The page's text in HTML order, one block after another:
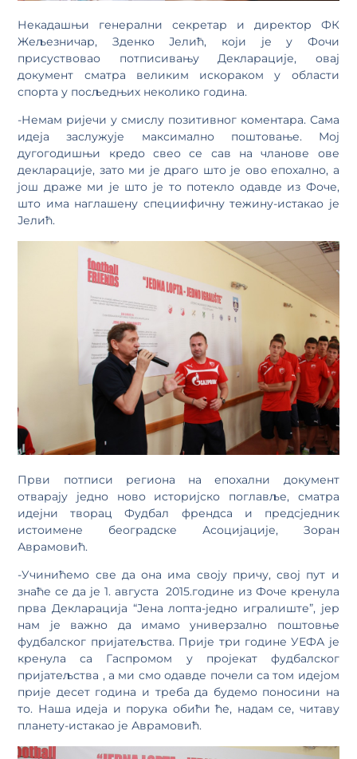
Некадашњи генерални секретар и директор ФК
Жељезничар, Зденко Јелић, који је у Фочи
присуствовао потписивању Декларације, овај
документ сматра великим искораком у области
спорта у посљедњих неколико година.
-Немам ријечи у смислу позитивног коментара. Сама
идеја заслужује максимално поштовање. Мој
дугогодишњи кредо свео се сав на чланове ове
декларације, зато ми је драго што је ово епохално, а
још драже ми је што је то потекло одавде из Фоче,
што има наглашену специифичну тежину-истакао је
Јелић.
Први потписи региона на епохални документ
отварају једно ново историјско поглавље, сматра
идејни творац Фудбал френдса и предсједник
истоимене београдске Асоцијације, Зоран
Аврамовић.
-Учинићемо све да она има своју причу, свој пут и
знаће се да је 1. августа 2015.године из Фоче кренула
прва Декларација “Јена лопта-једно игралиште”, јер
нам је важно да имамо универзално поштовње
фудбалског пријатељства. Прије три године УЕФА је
кренула са Гаспромом у пројекат фудбалског
пријатељства , а ми смо одавде почели са том идејом
прије десет година и треба да будемо поносини на
то. Наша идеја и порука обићи ће, надам се, читаву
планету-истакао је Аврамовић.